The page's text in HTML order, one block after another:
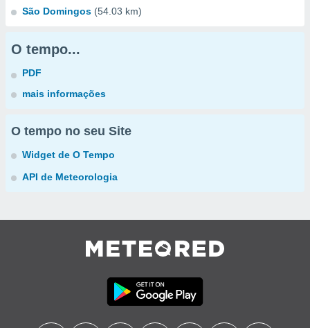
São Domingos (54.03 km)
O tempo...
PDF
mais informações
O tempo no seu Site
Widget de O Tempo
API de Meteorologia